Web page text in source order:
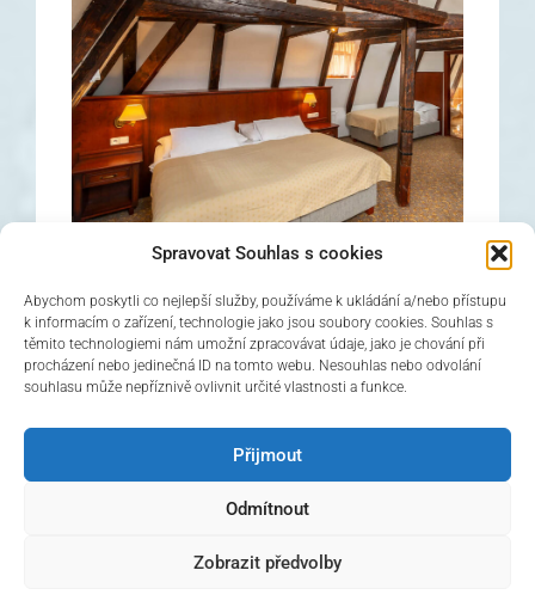
Spravovat Souhlas s cookies
Abychom poskytli co nejlepší služby, používáme k ukládání a/nebo přístupu
k informacím o zařízení, technologie jako jsou soubory cookies. Souhlas s
těmito technologiemi nám umožní zpracovávat údaje, jako je chování při
procházení nebo jedinečná ID na tomto webu. Nesouhlas nebo odvolání
souhlasu může nepříznivě ovlivnit určité vlastnosti a funkce.
Přijmout
Odmítnout
Zobrazit předvolby
Dreibetzimmer